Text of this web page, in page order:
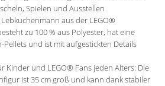
Spielen und Ausstellen
aus der LEGO®
zu 100 % aus Polyester, hat eine
Pellets und ist mit aufgestickten Details
Kinder und LEGO® Fans jeden Alters: Die
ist 35 cm groß und kann dank stabiler